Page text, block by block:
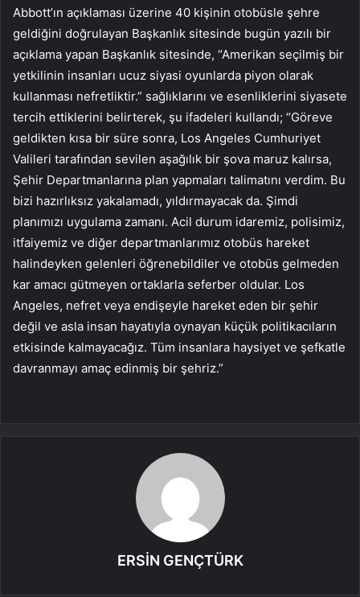
Abbott’ın açıklaması üzerine 40 kişinin otobüsle şehre
geldiğini doğrulayan Başkanlık sitesinde bugün yazılı bir
açıklama yapan Başkanlık sitesinde, “Amerikan seçilmiş bir
yetkilinin insanları ucuz siyasi oyunlarda piyon olarak
kullanması nefretliktir.” sağlıklarını ve esenliklerini siyasete
tercih ettiklerini belirterek, şu ifadeleri kullandı; “Göreve
geldikten kısa bir süre sonra, Los Angeles Cumhuriyet
Valileri tarafından sevilen aşağılık bir şova maruz kalırsa,
Şehir Departmanlarına plan yapmaları talimatını verdim. Bu
bizi hazırlıksız yakalamadı, yıldırmayacak da. Şimdi
planımızı uygulama zamanı. Acil durum idaremiz, polisimiz,
itfaiyemiz ve diğer departmanlarımız otobüs hareket
halindeyken gelenleri öğrenebildiler ve otobüs gelmeden
kar amacı gütmeyen ortaklarla seferber oldular. Los
Angeles, nefret veya endişeyle hareket eden bir şehir
değil ve asla insan hayatıyla oynayan küçük politikacıların
etkisinde kalmayacağız. Tüm insanlara haysiyet ve şefkatle
davranmayı amaç edinmiş bir şehriz.”
ERSİN GENÇTÜRK